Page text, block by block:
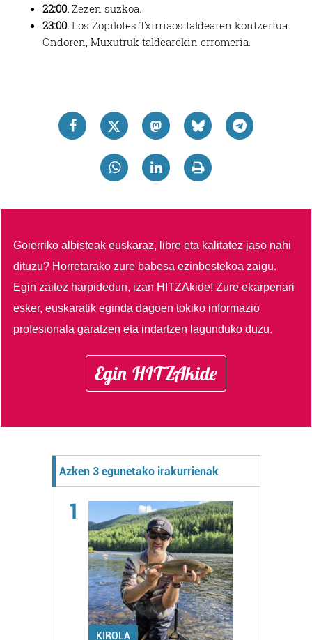
22:00. Zezen suzkoa.
23:00.Los Zopilotes Txirriaos taldearen kontzertua.
Ondoren, Muxutruk taldearekin erromeria.
Goierriko albisteak euskaraz, libre eta kalitatez jaso nahi
dituzu? Horretarako zure babesa ezinbestekoa zaigu.
Egin zaitez harpidedun, izan HITZAkide!Zure ekarpenari
esker, euskaratik eginda dagoen tokiko informazio
profesionala garatzen eta indartzen lagunduko duzu.
Egin HITZAkide
Azken 3 egunetako irakurrienak
1
KIROLA